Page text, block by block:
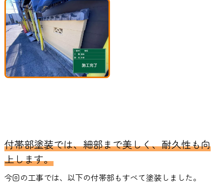
付帯部塗装では、細部まで美しく、耐久性も向
上します。
今回の工事では、以下の付帯部もすべて塗装しました。